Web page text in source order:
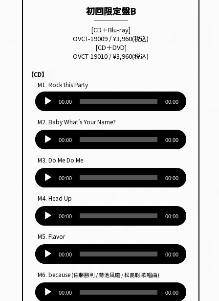
初回限定盤B
[CD＋Blu-ray]
OVCT-19009 / ¥3,960(税込)
[CD＋DVD]
OVCT-19010 / ¥3,960(税込)
【CD】
M1. Rock this Party
レー
ヤー
00:00 00:00
M2. Baby What’s Your Name?
レー
ヤー
00:00 00:00
M3. Do Me Do Me
レー
ヤー
00:00 00:00
M4. Head Up
レー
ヤー
00:00 00:00
M5. Flavor
レー
ヤー
00:00 00:00
M6. because(佐藤勝利 / 菊池風磨 / 松島聡 歌唱曲)
00:00 00:00